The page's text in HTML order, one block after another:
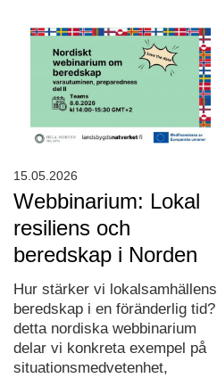
Webbinarium: Lokal
resiliens och
beredskap i Norden
Hur stärker vi lokalsamhällens
beredskap i en föränderlig tid? I
detta nordiska webbinarium
delar vi konkreta exempel på
situationsmedvetenhet,
15.05.2026